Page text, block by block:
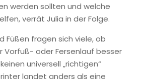
werden sollten und welche
verrät Julia in der Folge.
Füßen fragen sich viele, ob
Vorfuß- oder Fersenlauf besser
universell „richtigen“
landet anders als eine